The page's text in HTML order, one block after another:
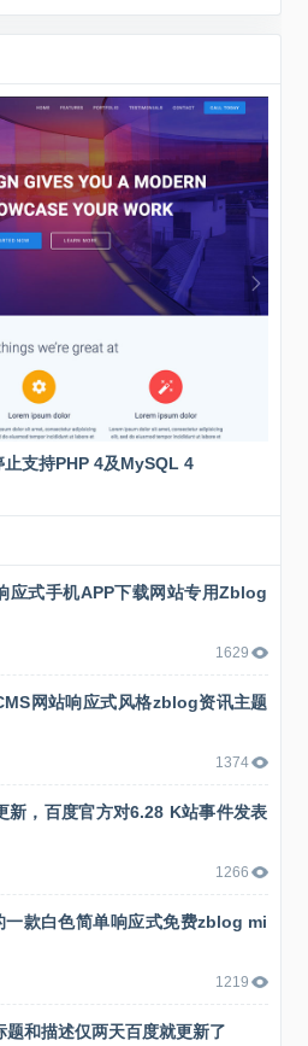
秒，相...
支持PHP 4及MySQL 4
应式手机APP下载网站专用Zblog
1629
网站响应式风格zblog资讯主题
1374
新，百度官方对6.28 K站事件发表
1266
一款白色简单响应式免费zblog mi
1219
题和描述仅两天百度就更新了